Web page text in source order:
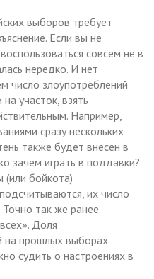
выборов требует
Если вы не
совсем не в
нередко. И нет
число злоупотреблений
участок, взять
Например,
сразу нескольких
также будет внесен в
зачем играть в поддавки?
(или бойкота)
их число
так же ранее
Доля
на прошлых выборах
судить о настроениях в